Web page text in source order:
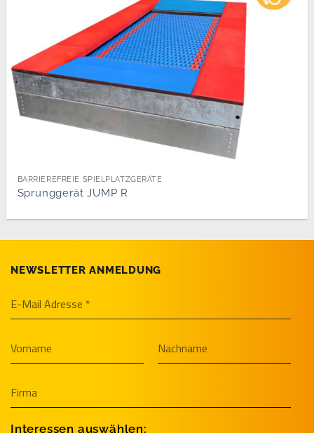
BARRIEREFREIE SPIELPLATZGERÄTE
Sprunggerät JUMP R
NEWSLETTER ANMELDUNG
Interessen auswählen: